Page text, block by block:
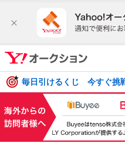
毎日引けるくじ 今すぐ挑